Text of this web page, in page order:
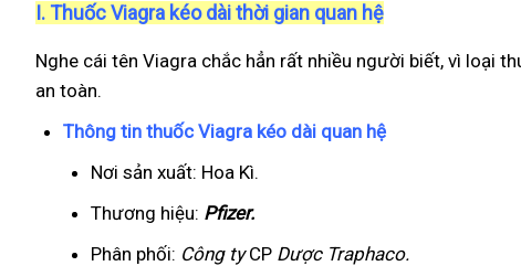
I. Thuốc Viagra kéo dài thời gian quan hệ
Nghe cái tên Viagra chắc hẳn rất nhiều người biết, vì loại
an toàn.
Thông tin thuốc Viagra kéo dài quan hệ
Nơi sản xuất: Hoa Kì.
Thương hiệu: Pfizer.
Phân phối: Công tyCP Dược Traphaco.